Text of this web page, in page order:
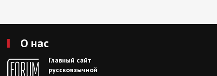
О нас
Главный сайт
русскоязычной